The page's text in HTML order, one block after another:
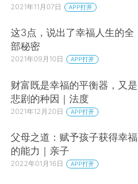
2021年11月07日 APP打开
这3点，说出了幸福人生的全
部秘密
2021年09月10日 APP打开
财富既是幸福的平衡器，又是
悲剧的种因｜法度
2021年12月20日 APP打开
父母之道：赋予孩子获得幸福
的能力｜亲子
2022年01月16日 APP打开